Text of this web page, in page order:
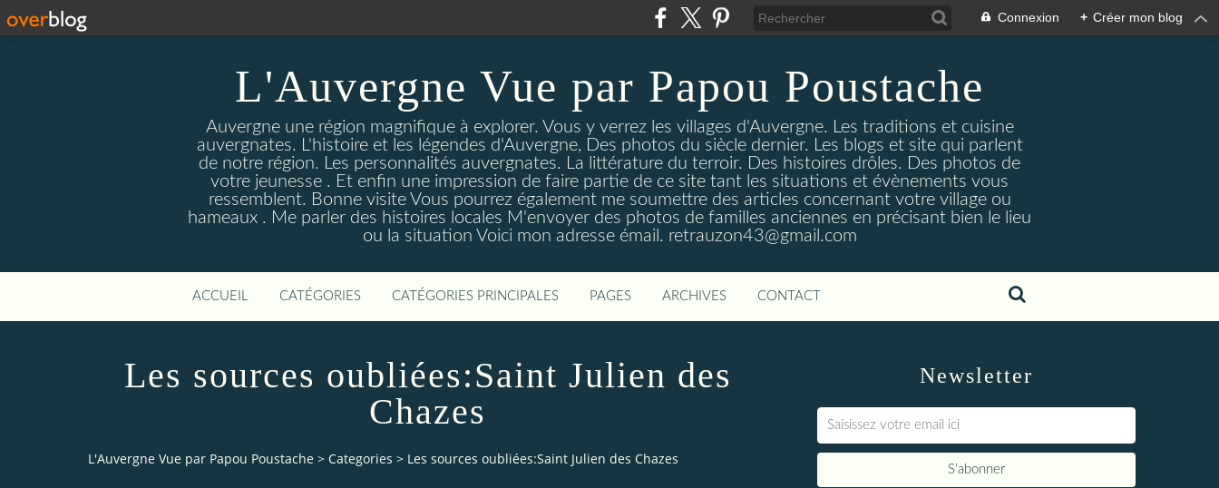
Connexion + Créer mon blog
L'Auvergne Vue par Papou Poustache
Auvergne une région magnifique à explorer. Vous y verrez les villages d'Auvergne. Les traditions et cuisine
auvergnates. L'histoire et les légendes d'Auvergne, Des photos du siècle dernier. Les blogs et site qui parlent
de notre région. Les personnalités auvergnates. La littérature du terroir. Des histoires drôles. Des photos de
votre jeunesse . Et enfin une impression de faire partie de ce site tant les situations et évènements vous
ressemblent. Bonne visite Vous pourrez également me soumettre des articles concernant votre village ou
hameaux . Me parler des histoires locales M'envoyer des photos de familles anciennes en précisant bien le lieu
ou la situation Voici mon adresse émail. retrauzon43@gmail.com
ACCUEIL CATÉGORIES CATÉGORIES PRINCIPALES PAGES ARCHIVES CONTACT
Les sources oubliées:Saint Julien des
Chazes
L'Auvergne Vue par Papou Poustache > Categories > Les sources oubliées:Saint Julien des Chazes
Newsletter